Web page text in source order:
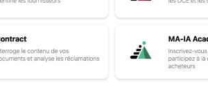
de trente jours à compter de la date